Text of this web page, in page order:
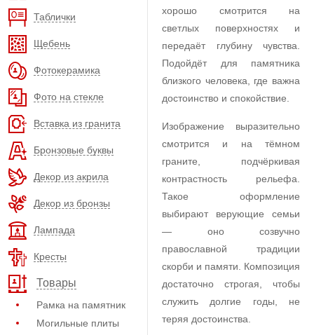
Таблички
Щебень
Фотокерамика
Фото на стекле
Вставка из гранита
Бронзовые буквы
Декор из акрила
Декор из бронзы
Лампада
Кресты
Товары
Рамка на памятник
Могильные плиты
хорошо смотрится на
светлых поверхностях и
передаёт глубину чувства.
Подойдёт для памятника
близкого человека, где важна
достоинство и спокойствие.
Изображение выразительно
смотрится и на тёмном
граните, подчёркивая
контрастность рельефа.
Такое оформление
выбирают верующие семьи
— оно созвучно
православной традиции
скорби и памяти. Композиция
достаточно строгая, чтобы
служить долгие годы, не
теряя достоинства.